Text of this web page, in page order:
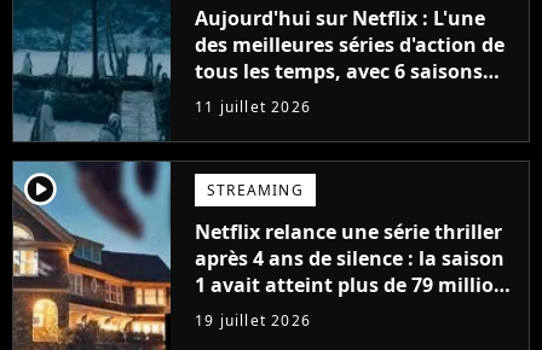
Aujourd'hui sur Netflix : L'une
des meilleures séries d'action de
tous les temps, avec 6 saisons
parfaites
11 juillet 2026
player2 STREAMING
Netflix relance une série thriller
après 4 ans de silence : la saison
1 avait atteint plus de 79 millions
de vues
19 juillet 2026